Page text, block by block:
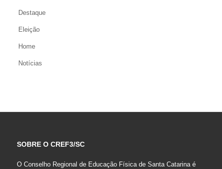
Destaque
Eleição
Home
Notícias
SOBRE O CREF3/SC
O Conselho Regional de Educação Física de Santa Catarina é